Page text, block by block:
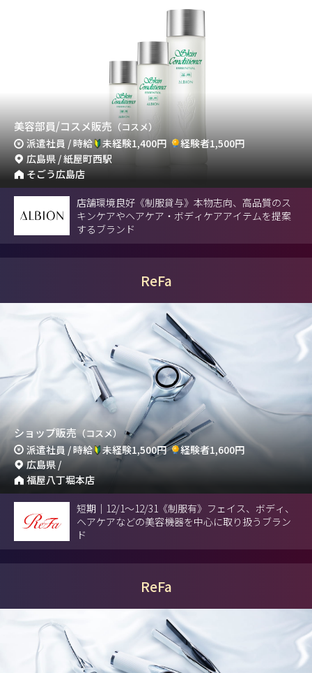
美容部員/コスメ販売 （コスメ）
派遣社員 / 時給 未経験1,400円
経験者1,500円
広島県 / 紙屋町西駅
そごう広島店
店舗環境良好《制服貸与》本物志向、高品質のス
キンケアやヘアケア・ボディケアアイテムを提案
するブランド
ReFa
ショップ販売（コスメ）
派遣社員 / 時給 未経験1,500円
経験者1,600円
広島県 /
福屋八丁堀本店
短期｜12/1～12/31《制服有》フェイス、ボディ、
ヘアケアなどの美容機器を中心に取り扱うブラン
ド
ReFa